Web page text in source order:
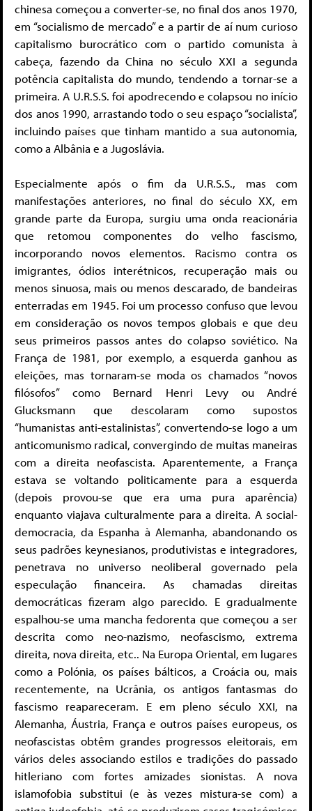
chinesa começou a converter-se, no final dos anos 1970,
em “socialismo de mercado” e a partir de aí num curioso
capitalismo burocrático com o partido comunista à
cabeça, fazendo da China no século XXI a segunda
potência capitalista do mundo, tendendo a tornar-se a
primeira. A U.R.S.S. foi apodrecendo e colapsou no início
dos anos 1990, arrastando todo o seu espaço “socialista”,
incluindo países que tinham mantido a sua autonomia,
como a Albânia e a Jugoslávia.
Especialmente após o fim da U.R.S.S., mas com
manifestações anteriores, no final do século XX, em
grande parte da Europa, surgiu uma onda reacionária
que retomou componentes do velho fascismo,
incorporando novos elementos. Racismo contra os
imigrantes, ódios interétnicos, recuperação mais ou
menos sinuosa, mais ou menos descarado, de bandeiras
enterradas em 1945. Foi um processo confuso que levou
em consideração os novos tempos globais e que deu
seus primeiros passos antes do colapso soviético. Na
França de 1981, por exemplo, a esquerda ganhou as
eleições, mas tornaram-se moda os chamados “novos
filósofos” como Bernard Henri Levy ou André
Glucksmann que descolaram como supostos
“humanistas anti-estalinistas”, convertendo-se logo a um
anticomunismo radical, convergindo de muitas maneiras
com a direita neofascista. Aparentemente, a França
estava se voltando politicamente para a esquerda
(depois provou-se que era uma pura aparência)
enquanto viajava culturalmente para a direita. A social-
democracia, da Espanha à Alemanha, abandonando os
seus padrões keynesianos, produtivistas e integradores,
penetrava no universo neoliberal governado pela
especulação financeira. As chamadas direitas
democráticas fizeram algo parecido. E gradualmente
espalhou-se uma mancha fedorenta que começou a ser
descrita como neo-nazismo, neofascismo, extrema
direita, nova direita, etc.. Na Europa Oriental, em lugares
como a Polónia, os países bálticos, a Croácia ou, mais
recentemente, na Ucrânia, os antigos fantasmas do
fascismo reapareceram. E em pleno século XXI, na
Alemanha, Áustria, França e outros países europeus, os
neofascistas obtêm grandes progressos eleitorais, em
vários deles associando estilos e tradições do passado
hitleriano com fortes amizades sionistas. A nova
islamofobia substitui (e às vezes mistura-se com) a